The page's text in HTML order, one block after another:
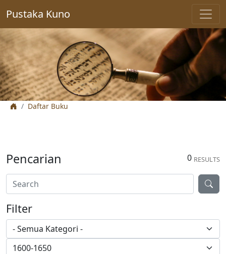
Pustaka Kuno
Daftar Buku
0 RESULTS
Pencarian
Filter